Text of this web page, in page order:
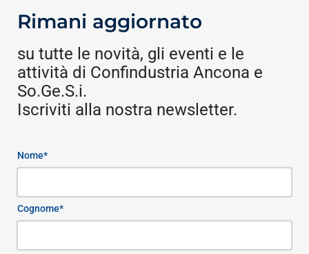
Rimani aggiornato
su tutte le novità, gli eventi e le
attività di Confindustria Ancona e
So.Ge.S.i.
Iscriviti alla nostra newsletter.
Nome*
Cognome*